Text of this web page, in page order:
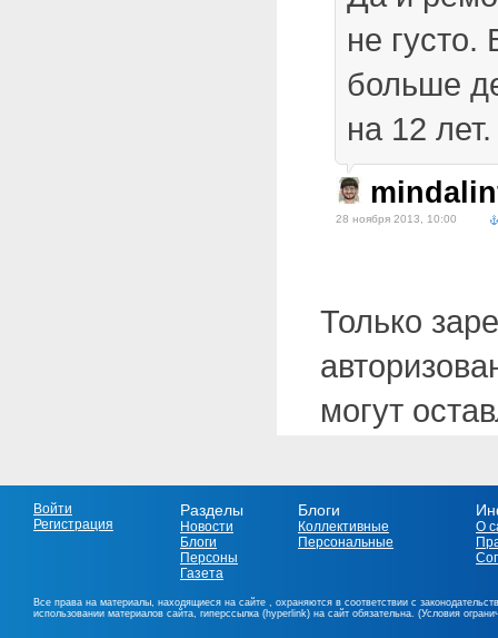
не густо.
больше
на 12 лет.
28 ноября 2013, 10:00
Только
могут
Войти
Регистрация
Разделы
Новости
Блоги
Персоны
Газета
Блоги
Коллективные
Персональные
О
Все права на материалы, находящиеся на сайте , охраняются в соответствии с
использовании материалов сайта, гиперссылка (hyperlink) на сайт обязательна. (Условия